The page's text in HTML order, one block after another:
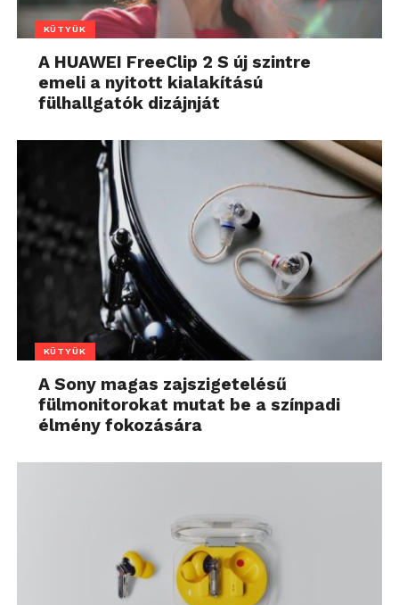
KÜTYÜK
A HUAWEI FreeClip 2 S új szintre
emeli a nyitott kialakítású
fülhallgatók dizájnját
KÜTYÜK
A Sony magas zajszigetelésű
fülmonitorokat mutat be a színpadi
élmény fokozására